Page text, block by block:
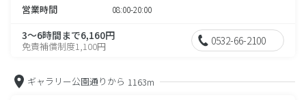
営業時間 08:00-20:00
3～6時間まで6,160円
免責補償制度1,100円 0532-66-2100
ギャラリー公園通りから 1163m